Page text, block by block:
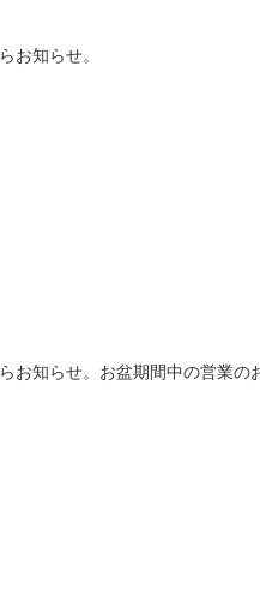
お知らせ。
お知らせ。お盆期間中の営業の